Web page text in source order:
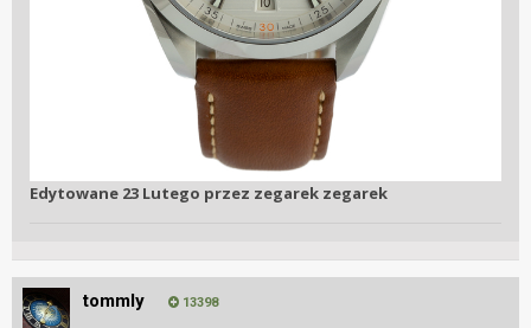
Edytowane 23 Lutego przez zegarek zegarek
tommly 13398